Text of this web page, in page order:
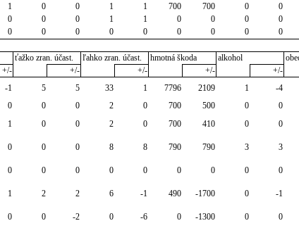
1 0 0 1 1 700 700 0 0
0 0 0 1 1 0 0 0 0
0 0 0 0 0 0 0 0 0
ťažko zran. účast. ľahko zran. účast. hmotná škoda alkohol
+/- +/- +/- +/- +/-
-1 5 5 33 1 7796 2109 1 -4
0 0 0 2 0 700 500 0 0
1 0 0 2 0 700 410 0 0
0 0 0 8 8 790 790 3 3
0 0 0 0 0 0 0 0 0
1 2 2 6 -1 490 -1700 0 -1
0 0 -2 0 -6 0 -1300 0 0